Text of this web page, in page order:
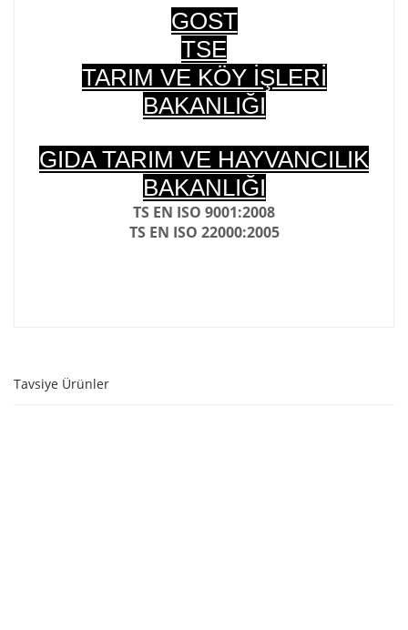
GOST
TSE
TARIM VE KÖY İŞLERİ
BAKANLIĞI
GIDA TARIM VE HAYVANCILIK
BAKANLIĞI
TS EN ISO 9001:2008
TS EN ISO 22000:2005
Tavsiye Ürünler